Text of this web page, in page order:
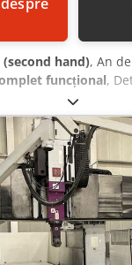
hand), An
funcțional,
axa Y: 2200 mm
iTNC 530
de prindere scule:
motorului: 18 kW
total de
aprox. t Spațiu
suplimentare FPT
portal cu 5 axe,
precizie a